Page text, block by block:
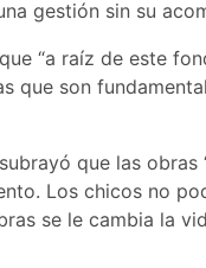
gestión sin su
“a raíz de este
que son
que las obras
Los chicos no
se le cambia la